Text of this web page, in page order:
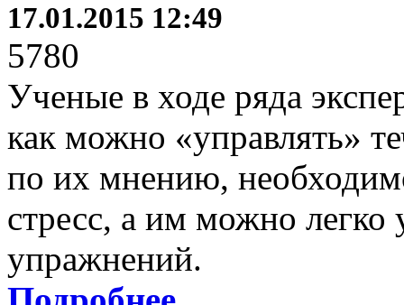
17.01.2015 12:49
5780
Ученые в ходе ряда
как можно «управлять»
по их мнению,
стресс, а им можно легко
упражнений.